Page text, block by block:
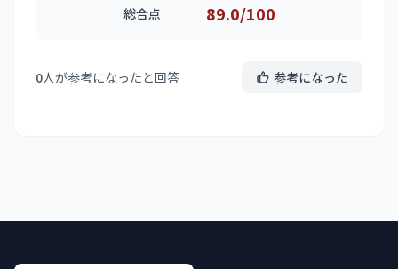
総合点 89.0/100
0人が参考になったと回答 参考になった